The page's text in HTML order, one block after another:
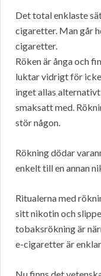
Det total enklaste
cigaretter. Man går
cigaretter.
Röken är ånga och
luktar vidrigt för
inget allas
smaksatt med.
stör någon.
Rökning dödar
enkelt till en annan
Ritualerna med
sitt nikotin och
tobaksrökning är
e-cigaretter är